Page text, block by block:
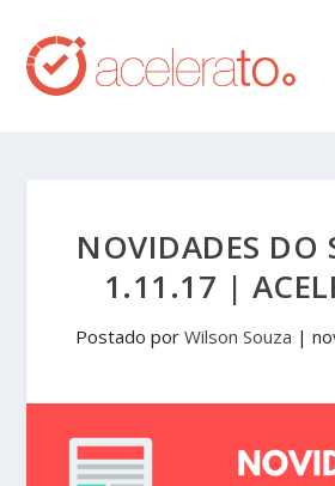
NOVIDADES DO
1.11.17 |
Postado por Wilson Souza |